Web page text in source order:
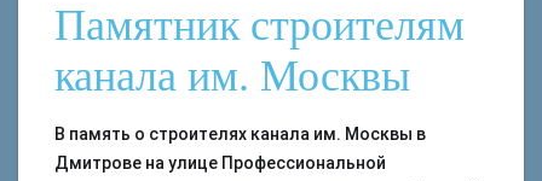
Памятник строителям
канала им. Москвы
В память о строителях канала им. Москвы в
Дмитрове на улице Профессиональной